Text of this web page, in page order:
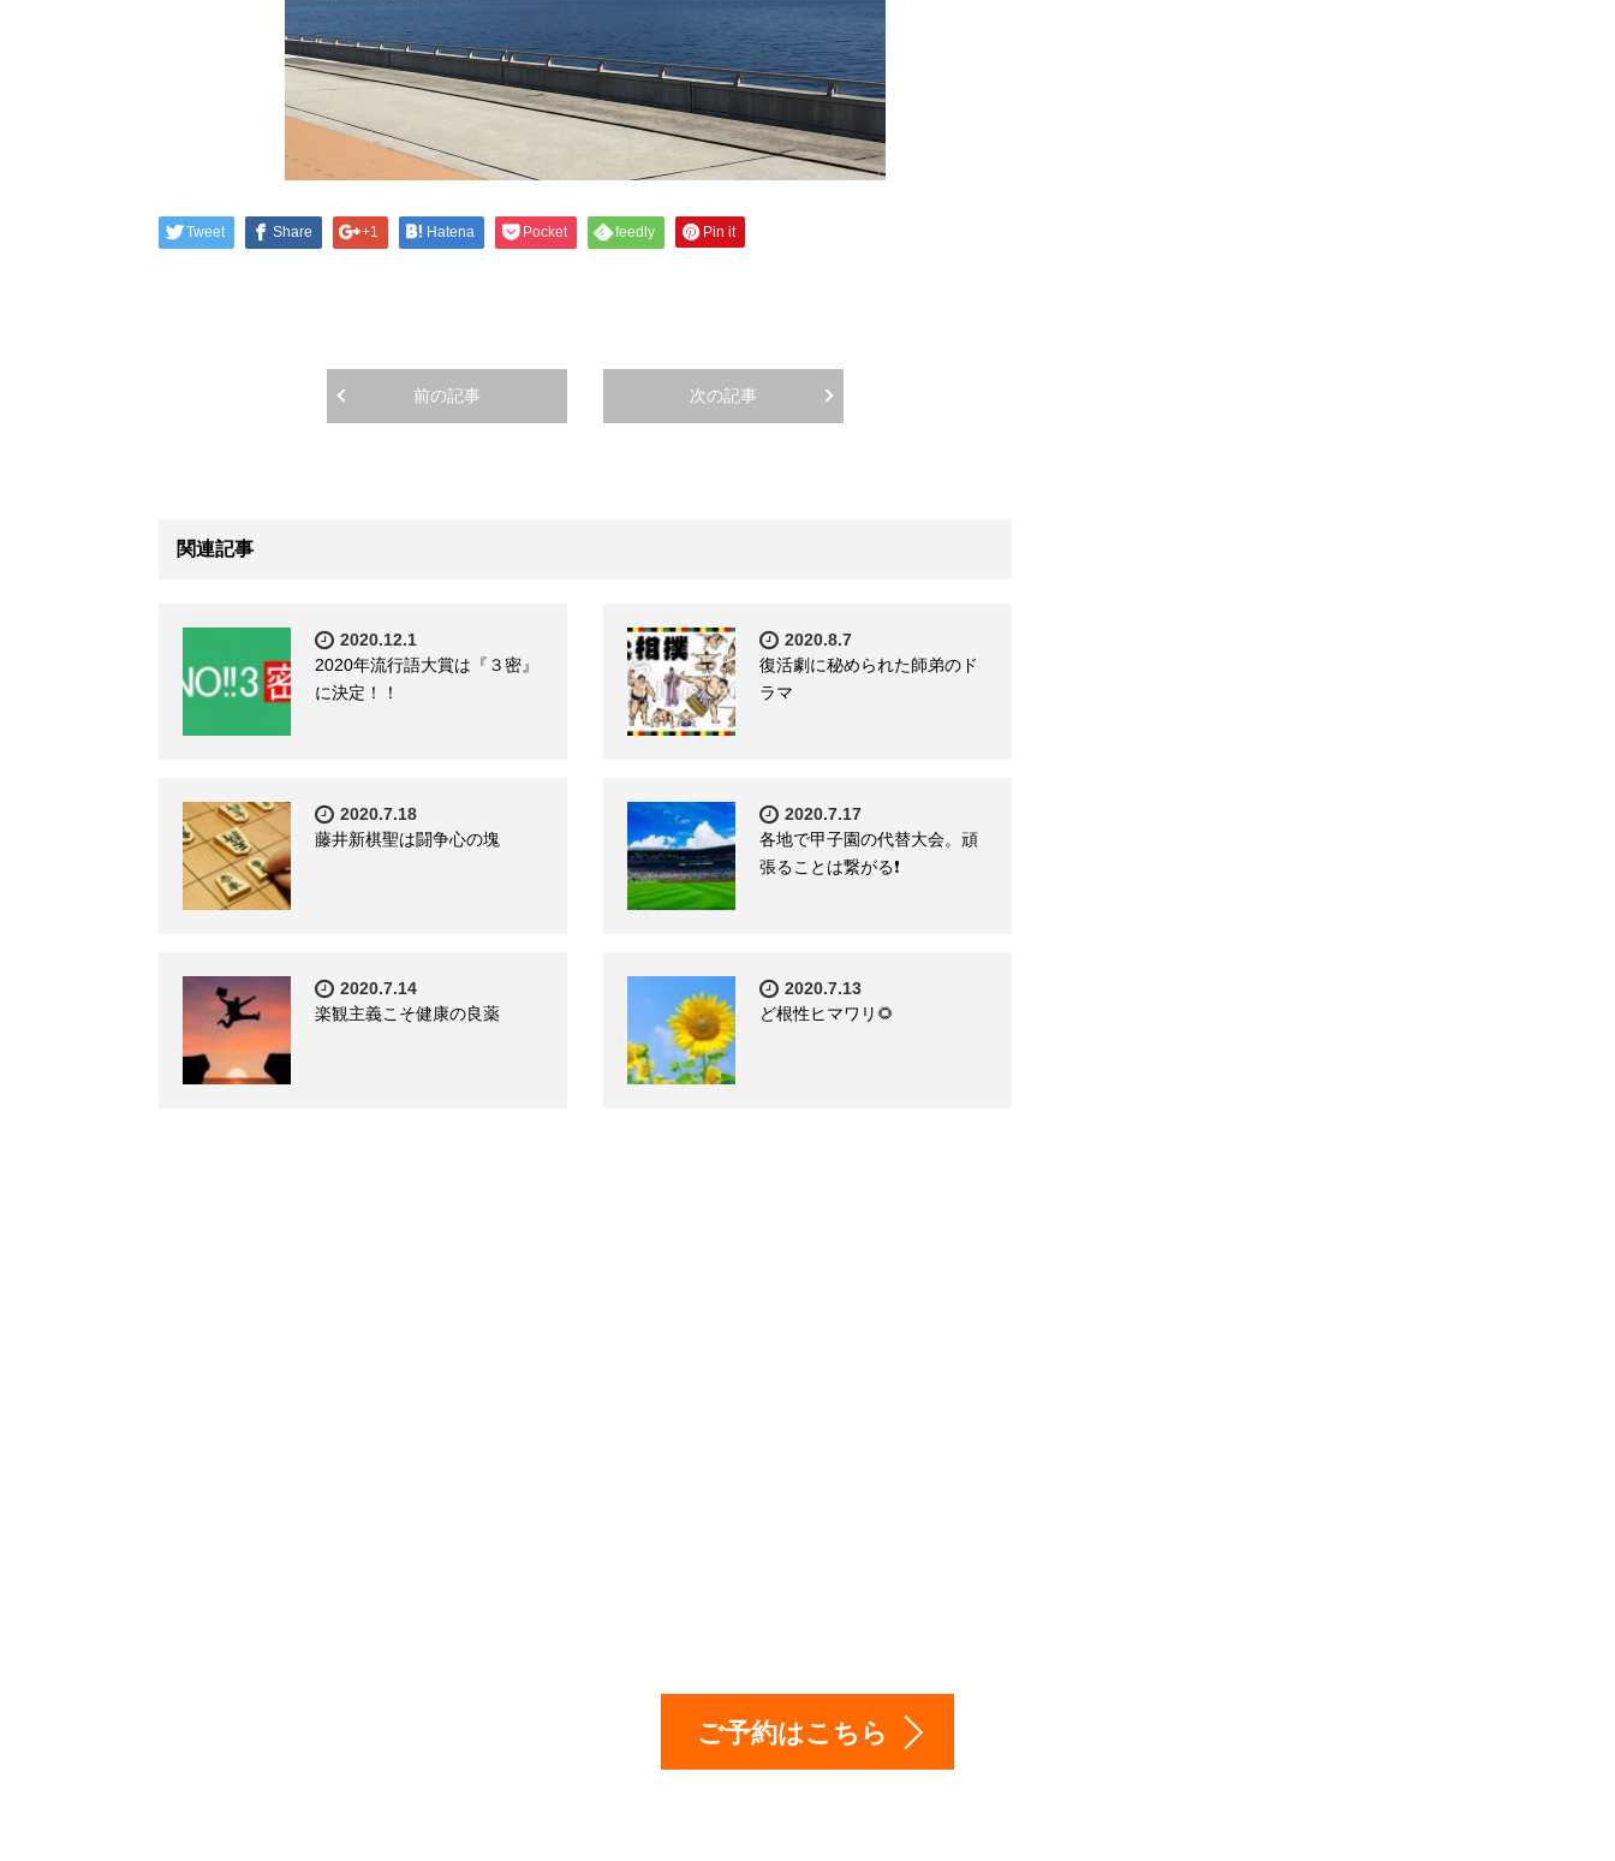
Tweet Share +1 Hatena Pocket feedly Pin it
前の記事 次の記事
関連記事
2020.12.1
2020年流行語大賞は『３密』
に決定！！
2020.8.7
復活劇に秘められた師弟のド
ラマ
2020.7.18
藤井新棋聖は闘争心の塊
2020.7.17
各地で甲子園の代替大会。頑
張ることは繋がる❗️
2020.7.14
楽観主義こそ健康の良薬
2020.7.13
ど根性ヒマワリ🌻
ご予約はこちら